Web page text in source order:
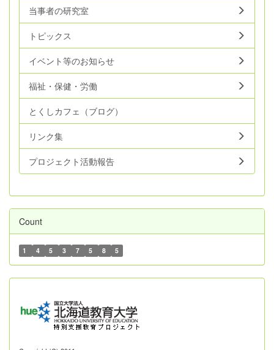
当事者の研究室
トピックス
イベント等のお知らせ
福祉・保健・労働
とくしカフェ（ブログ）
リンク集
プロジェクト活動報告
Count
1 4 5 3 7 5 8 5